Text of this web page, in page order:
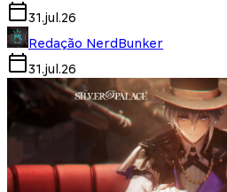
31.jul.26
Redação NerdBunker
31.jul.26